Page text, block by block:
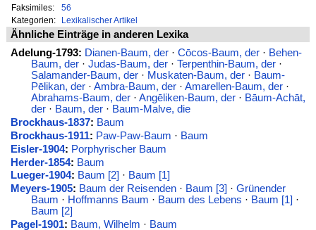
Faksimiles:
56
Kategorien:
Lexikalischer Artikel
Ähnliche Einträge in anderen Lexika
Adelung-1793: Dianen-Baum, der· Cōcos-Baum, der· Behen-
Baum, der· Judas-Baum, der· Terpenthin-Baum, der·
Salamander-Baum, der· Muskaten-Baum, der· Baum-
Pēlikan, der· Ambra-Baum, der· Amarellen-Baum, der·
Abrahams-Baum, der· Angēliken-Baum, der· Bāum-Achāt,
der· Baum, der· Baum-Malve, die
Brockhaus-1837: Baum
Brockhaus-1911: Paw-Paw-Baum · Baum
Eisler-1904: Porphyrischer Baum
Herder-1854: Baum
Lueger-1904: Baum [2] · Baum [1]
Meyers-1905: Baum der Reisenden· Baum [3] · Grünender
Baum · Hoffmanns Baum · Baum des Lebens · Baum [1] ·
Baum [2]
Pagel-1901: Baum, Wilhelm · Baum